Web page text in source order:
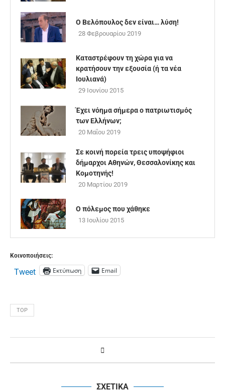
Ο Βελόπουλος δεν είναι… λύση!
28 Φεβρουαρίου 2019
Καταστρέφουν τη χώρα για να
κρατήσουν την εξουσία (ή τα νέα
Ιουλιανά)
29 Ιουνίου 2015
Έχει νόημα σήμερα ο πατριωτισμός
των Ελλήνων;
20 Μαΐου 2019
Σε κοινή πορεία τρεις υποψήφιοι
δήμαρχοι Αθηνών, Θεσσαλονίκης και
Κομοτηνής!
20 Μαρτίου 2019
Ο πόλεμος που χάθηκε
13 Ιουλίου 2015
Κοινοποιήσεις:
Tweet Εκτύπωση Email
TOP
ΣΧΕΤΙΚΑ